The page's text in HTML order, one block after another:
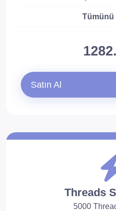
Tümünü
Satın Al
Threads
5000